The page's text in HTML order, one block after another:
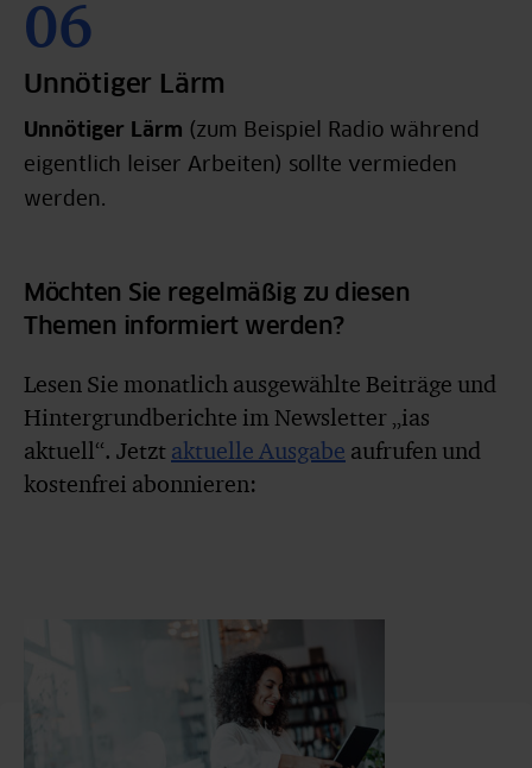
Unnötiger Lärm
Unnötiger Lärm (zum Beispiel Radio während
eigentlich leiser Arbeiten) sollte vermieden
werden.
Möchten Sie regelmäßig zu diesen
Themen informiert werden?
Lesen Sie monatlich ausgewählte Beiträge und
Hintergrundberichte im Newsletter „ias
aktuell“. Jetzt aktuelle Ausgabe aufrufen und
kostenfrei abonnieren: